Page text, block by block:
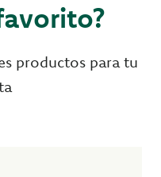
productos para tu